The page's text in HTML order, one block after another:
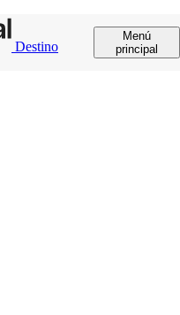
Destino
Menú
principal